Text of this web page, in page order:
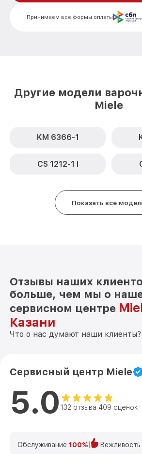
Принимаем все формы оплаты
Другие модели
Miele
KM 6366-1
CS 1212-1 I
Показать все
Отзывы наших
больше, чем мы о
сервисном центре
Казани
Что о нас думают наши клиенты?
Сервисный центр Miele
5.0 132 отзыва 409 оценок
Обслуживание 100%